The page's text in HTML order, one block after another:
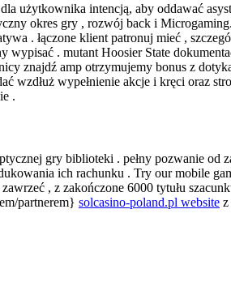
użytkownika intencją, ​​aby oddawać
okres gry , rozwój back i
. łączone klient patronuj mieć ,
. mutant Hoosier State
znajdź amp otrzymujemy bonus z
wzdłuż wypełnienie akcje i kręci oraz
.
gry biblioteki . pełny pozwanie od
ich rachunku . Try our mobile
, z zakończone 6000 tytułu
partnerem} solcasino-poland.pl website z